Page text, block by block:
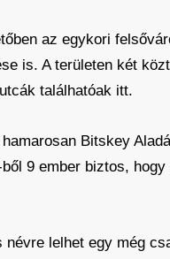
az egykori
is. A területen két
találhatóak itt.
Bitskey
9 ember biztos,
lelhet egy még